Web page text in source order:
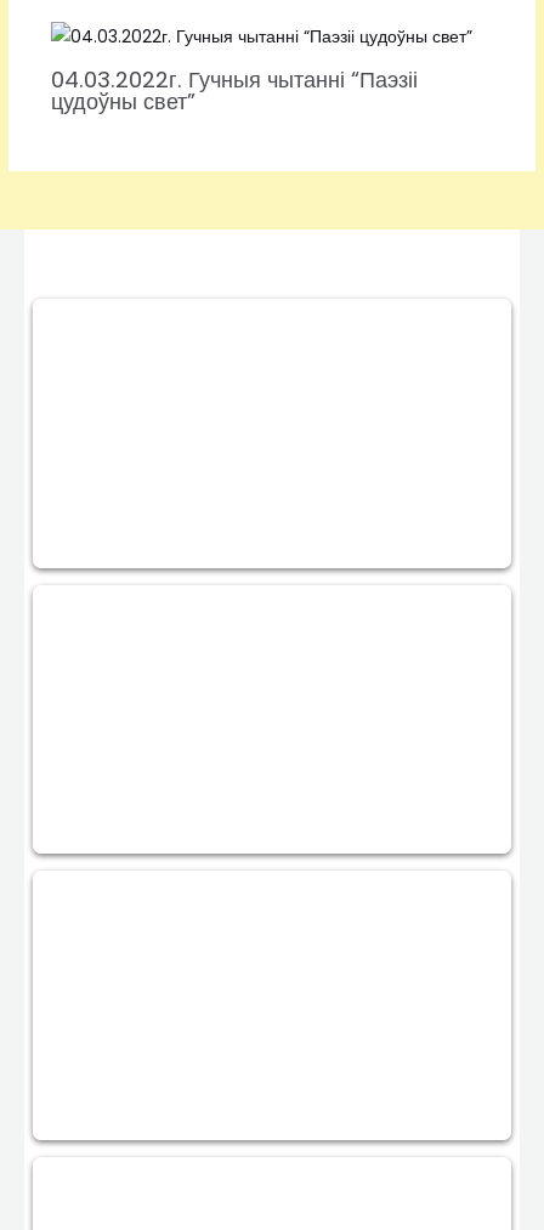
04.03.2022г. Гучныя чытанні “Паэзіі
цудоўны свет”